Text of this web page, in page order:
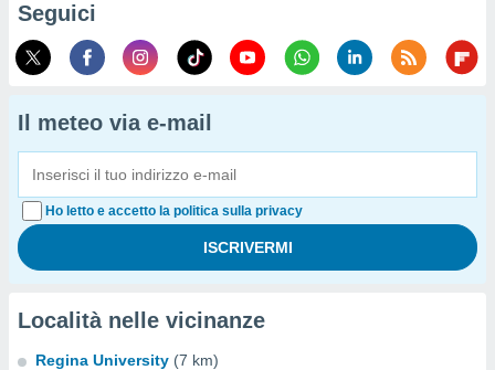
Seguici
Il meteo via e-mail
Ho letto e accetto la politica sulla privacy
Località nelle vicinanze
Regina University (7 km)